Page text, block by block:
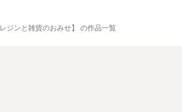
ジンと雑貨のおみせ】 の作品一覧